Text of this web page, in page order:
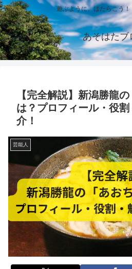
遊ぶように、はたらこう
あそはたブ
【完全解説】新潟勝龍
は？プロフィール・役
介！
芸能人